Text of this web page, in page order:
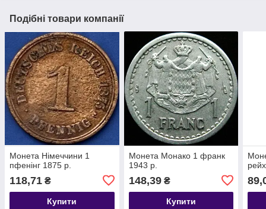
Подібні товари компанії
Монета Німеччини 1
пфенінг 1875 р.
118,71 ₴
Купити
Монета Монако 1 франк
1943 р.
148,39₴
Купити